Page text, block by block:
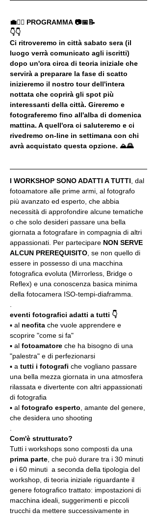
💼🚶‍♂️ PROGRAMMA 📷📅📝
👇👇
Ci ritroveremo in città sabato sera (il
luogo verrà comunicato agli iscritti)
dopo un'ora circa di teoria iniziale che
servirà a preparare la fase di scatto
inizieremo il nostro tour dell'intera
nottata che coprirà gli spot più
interessanti della città. Gireremo e
fotograferemo fino all'alba di domenica
mattina. A quell'ora ci saluteremo e ci
rivedremo on-line in settimana con chi
avrà acquistato questa opzione. ⛰🌄
I WORKSHOP SONO ADATTI A TUTTI , dal
fotoamatore alle prime armi, al fotografo
più avanzato ed esperto, che abbia
necessità di approfondire alcune tematiche
o che solo desideri passare una bella
giornata a fotografare in compagnia di altri
appassionati. Per partecipare NON SERVE
ALCUN PREREQUISITO , se non quello di
essere in possesso di una macchina
fotografica evoluta (Mirrorless, Bridge o
Reflex) e una conoscenza basica minima
della fotocamera ISO-tempi-diaframma.
eventi fotografici adatti a tutti 👇
▪️ al neofita che vuole apprendere e
scoprire "come si fa"
▪️ al fotoamatore che ha bisogno di una
"palestra" e di perfezionarsi
▪️ a tutti i fotografi che vogliano passare
una bella mezza giornata in una atmosfera
rilassata e divertente con altri appassionati
di fotografia
▪️ al fotografo esperto , amante del genere,
che desidera uno shooting
Com'è strutturato?
Tutti i workshops sono composti da una
prima parte , che può durare tra i 30 minuti
e i 60 minuti  a seconda della tipologia del
workshop, di teoria iniziale riguardante il
genere fotografico trattato: impostazioni di
macchina ideali, suggerimenti e piccoli
trucchi da mettere successivamente in